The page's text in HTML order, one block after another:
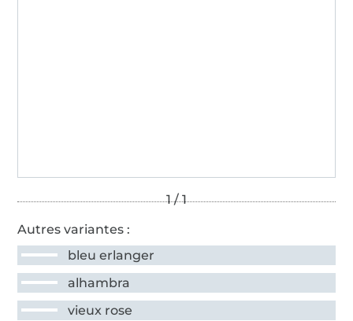
Autres variantes :
bleu erlanger
alhambra
vieux rose